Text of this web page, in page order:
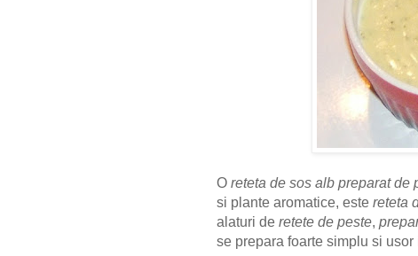
O reteta de sos alb preparat de
si plante aromatice, este reteta
alaturi de retete de peste,
se prepara foarte simplu si